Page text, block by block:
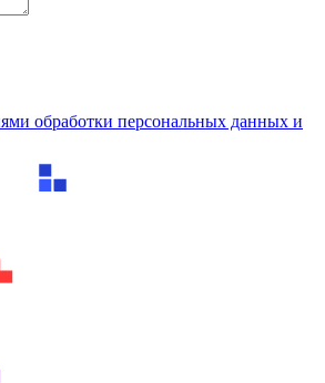
обработки персональных данных и